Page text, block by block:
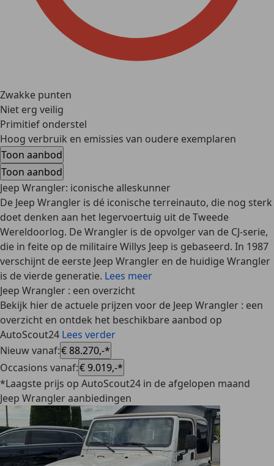
Zwakke punten
Niet erg veilig
Primitief onderstel
Hoog verbruik en emissies van oudere exemplaren
Toon aanbod
Toon aanbod
Jeep Wrangler: iconische alleskunner
De Jeep Wrangler is dé iconische terreinauto, die nog sterk
doet denken aan het legervoertuig uit de Tweede
Wereldoorlog. De Wrangler is de opvolger van de CJ-serie,
die in feite op de militaire Willys Jeep is gebaseerd. In 1987
verschijnt de eerste Jeep Wrangler en de huidige Wrangler
is de vierde generatie. Lees meer
Jeep Wrangler : een overzicht
Bekijk hier de actuele prijzen voor de Jeep Wrangler : een
overzicht en ontdek het beschikbare aanbod op
AutoScout24 Lees verder
Nieuw vanaf:€ 88.270,-*
Occasions vanaf:€ 9.019,-*
*Laagste prijs op AutoScout24 in de afgelopen maand
Jeep Wrangler aanbiedingen